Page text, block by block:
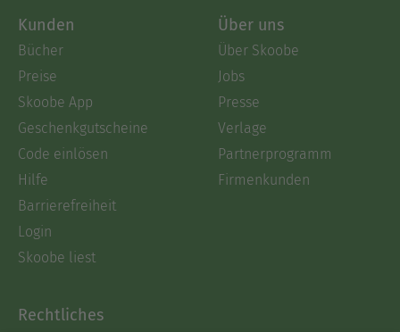
Kunden
Bücher
Preise
Skoobe App
Geschenkgutscheine
Code einlösen
Hilfe
Barrierefreiheit
Login
Skoobe liest
Über uns
Über Skoobe
Jobs
Presse
Verlage
Partnerprogramm
Firmenkunden
Rechtliches